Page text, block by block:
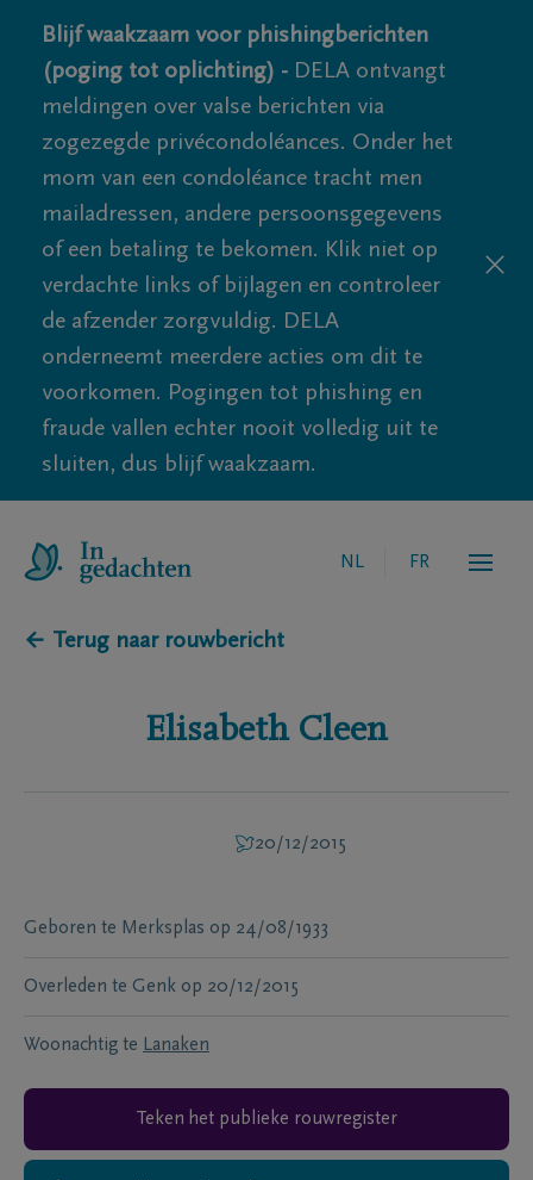
Blijf waakzaam voor phishingberichten
(poging tot oplichting) - DELA ontvangt
meldingen over valse berichten via
zogezegde privécondoléances. Onder het
mom van een condoléance tracht men
mailadressen, andere persoonsgegevens
of een betaling te bekomen. Klik niet op
verdachte links of bijlagen en controleer
de afzender zorgvuldig. DELA
onderneemt meerdere acties om dit te
voorkomen. Pogingen tot phishing en
fraude vallen echter nooit volledig uit te
sluiten, dus blijf waakzaam.
NL FR
← Terug naar rouwbericht
Elisabeth Cleen
20/12/2015
Geboren te Merksplas op 24/08/1933
Overleden te Genk op 20/12/2015
Woonachtig te Lanaken
Teken het publieke rouwregister